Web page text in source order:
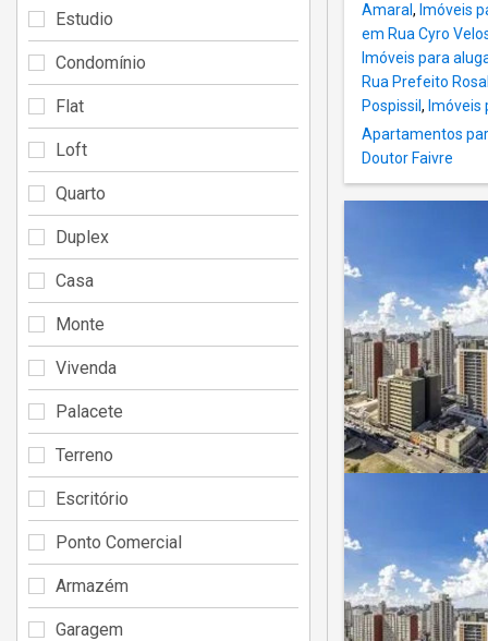
Amaral , Imóveis
em Rua Cyro
Imóveis para
Rua Prefeito
Pospissil , Imóveis
Apartamentos
Doutor Faivre
Estudio
Condomínio
Flat
Loft
Quarto
Duplex
Casa
Monte
Vivenda
Palacete
Terreno
Escritório
Ponto Comercial
Armazém
Garagem